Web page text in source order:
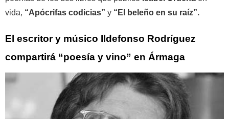
vida, “Apócrifas codicias” y “El beleño en su raíz”.
El escritor y músico Ildefonso Rodríguez
compartirá “poesía y vino” en Ármaga